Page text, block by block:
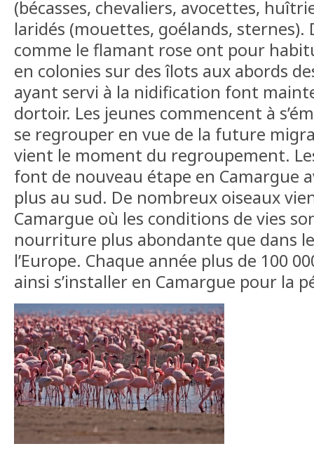
(bécasses, chevaliers, avocettes,
laridés (mouettes, goélands, sternes).
comme le flamant rose ont pour
en colonies sur des îlots aux abords
ayant servi à la nidification font
dortoir. Les jeunes commencent à
se regrouper en vue de la future
vient le moment du regroupement.
font de nouveau étape en Camargue
plus au sud. De nombreux oiseaux
Camargue où les conditions de vies
nourriture plus abondante que dans
l’Europe. Chaque année plus de 100
ainsi s’installer en Camargue pour la